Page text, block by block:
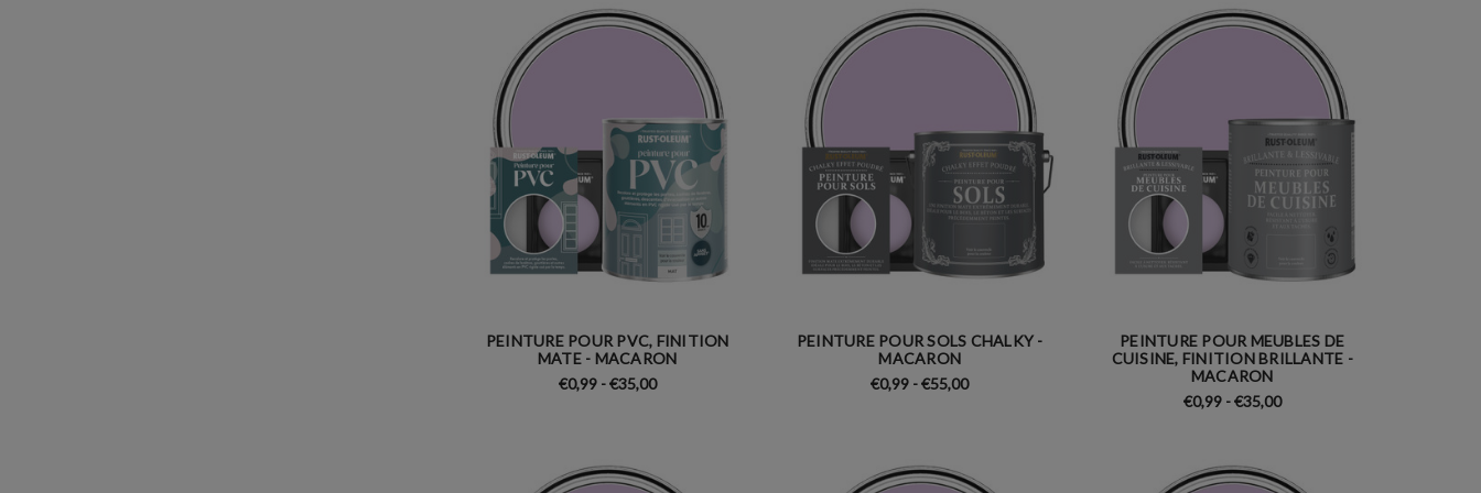
PEINTURE POUR PVC, FINITION
MATE - MACARON
€0,99 - €35,00
PEINTURE POUR SOLS CHALKY -
MACARON
€0,99 - €55,00
PEINTURE POUR MEUBLES DE
CUISINE, FINITION BRILLANTE -
MACARON
€0,99 - €35,00